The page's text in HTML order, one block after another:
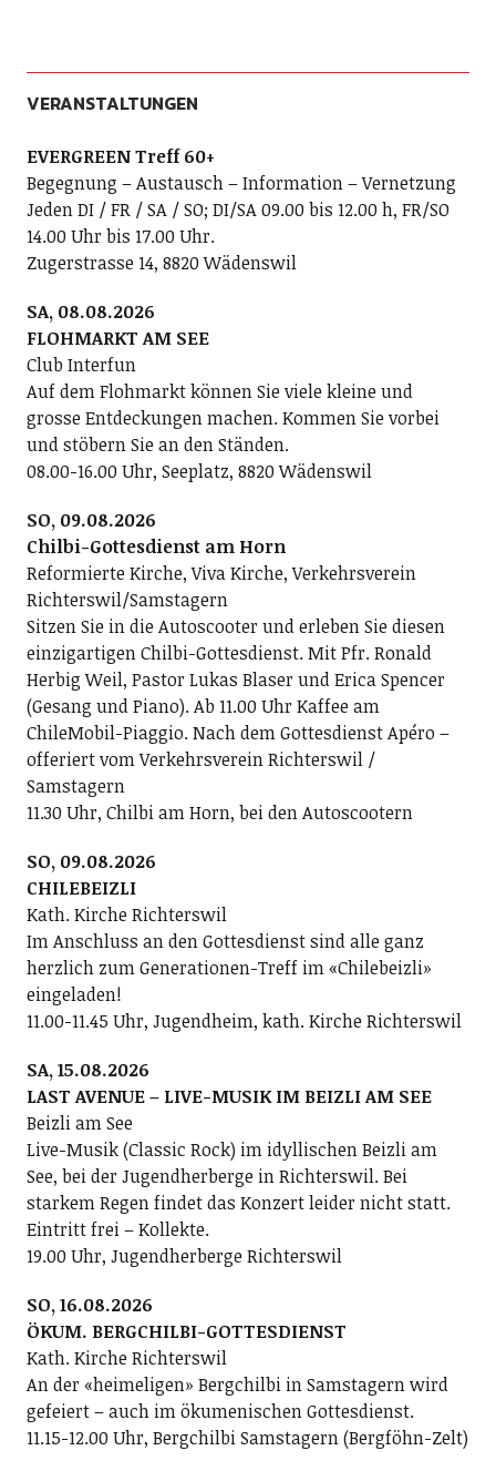
VERANSTALTUNGEN
EVERGREEN Treff 60+
Begegnung – Austausch – Information – Vernetzung
Jeden DI / FR / SA / SO; DI/SA 09.00 bis 12.00 h, FR/SO
14.00 Uhr bis 17.00 Uhr.
Zugerstrasse 14, 8820 Wädenswil
SA, 08.08.2026
FLOHMARKT AM SEE
Club Interfun
Auf dem Flohmarkt können Sie viele kleine und
grosse Entdeckungen machen. Kommen Sie vorbei
und stöbern Sie an den Ständen.
08.00-16.00 Uhr, Seeplatz, 8820 Wädenswil
SO, 09.08.2026
Chilbi-Gottesdienst am Horn
Reformierte Kirche, Viva Kirche, Verkehrsverein
Richterswil/Samstagern
Sitzen Sie in die Autoscooter und erleben Sie diesen
einzigartigen Chilbi-Gottesdienst. Mit Pfr. Ronald
Herbig Weil, Pastor Lukas Blaser und Erica Spencer
(Gesang und Piano). Ab 11.00 Uhr Kaffee am
ChileMobil-Piaggio. Nach dem Gottesdienst Apéro –
offeriert vom Verkehrsverein Richterswil /
Samstagern
11.30 Uhr, Chilbi am Horn, bei den Autoscootern
SO, 09.08.2026
CHILEBEIZLI
Kath. Kirche Richterswil
Im Anschluss an den Gottesdienst sind alle ganz
herzlich zum Generationen-Treff im «Chilebeizli»
eingeladen!
11.00-11.45 Uhr, Jugendheim, kath. Kirche Richterswil
SA, 15.08.2026
LAST AVENUE – LIVE-MUSIK IM BEIZLI AM SEE
Beizli am See
Live-Musik (Classic Rock) im idyllischen Beizli am
See, bei der Jugendherberge in Richterswil. Bei
starkem Regen findet das Konzert leider nicht statt.
Eintritt frei – Kollekte.
19.00 Uhr, Jugendherberge Richterswil
SO, 16.08.2026
ÖKUM. BERGCHILBI-GOTTESDIENST
Kath. Kirche Richterswil
An der «heimeligen» Bergchilbi in Samstagern wird
gefeiert – auch im ökumenischen Gottesdienst.
11.15-12.00 Uhr, Bergchilbi Samstagern (Bergföhn-Zelt)